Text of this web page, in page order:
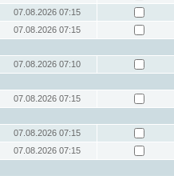
07.08.2026 07:15
07.08.2026 07:15
07.08.2026 07:10
07.08.2026 07:15
07.08.2026 07:15
07.08.2026 07:15